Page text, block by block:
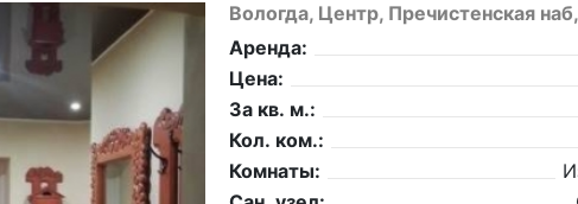
Вологда, Центр, Пречистенская
Аренда:
Цена:
За кв. м.:
Кол. ком.:
Комнаты: